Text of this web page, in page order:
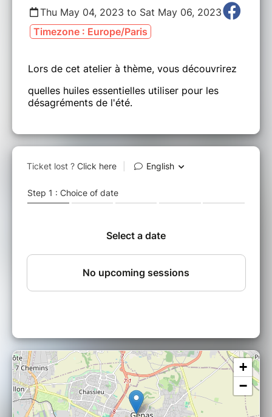
Thu May 04, 2023 to Sat May 06, 2023
Timezone : Europe/Paris
Lors de cet atelier à thème, vous découvrirez
quelles huiles essentielles utiliser pour les
désagréments de l'été.
+
−